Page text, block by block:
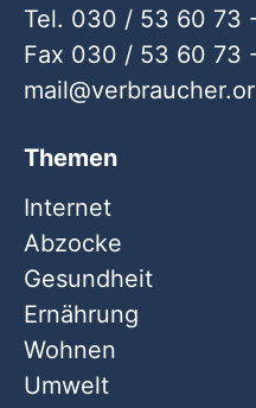
Tel. 030 / 53 60 73
Fax 030 / 53 60 73
mail
verbraucher
Themen
Internet
Abzocke
Gesundheit
Ernährung
Wohnen
Umwelt